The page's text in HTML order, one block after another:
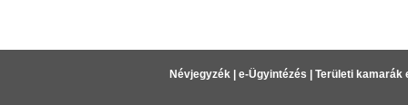
Névjegyzék| e-Ügyintézés Területi kamarák